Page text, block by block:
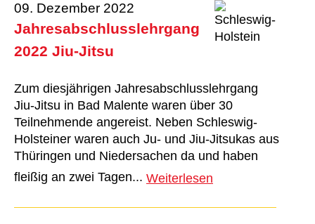
09. Dezember 2022
Jahresabschlusslehrgang
2022 Jiu-Jitsu
Zum diesjährigen Jahresabschlusslehrgang
Jiu-Jitsu in Bad Malente waren über 30
Teilnehmende angereist. Neben Schleswig-
Holsteiner waren auch Ju- und Jiu-Jitsukas aus
Thüringen und Niedersachen da und haben
fleißig an zwei Tagen... Weiterlesen